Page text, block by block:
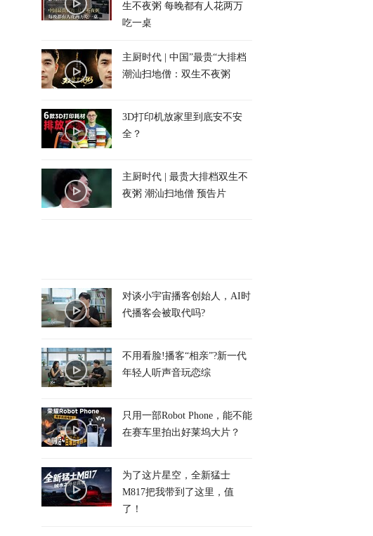
生不夜粥 每晚都有人花两万
吃一桌
主厨时代 | 中国”最贵“大排档
潮汕扫地僧：双生不夜粥
3D打印机放家里到底安不安
全？
主厨时代 | 最贵大排档双生不
夜粥 潮汕扫地僧 预告片
对谈小宇宙播客创始人，AI时
代播客会被取代吗?
不用看脸!播客“相亲”?新一代
年轻人听声音玩恋综
只用一部Robot Phone，能不能
在赛车里拍出好莱坞大片？
为了这片星空，全新猛士
M817把我带到了这里，值
了！